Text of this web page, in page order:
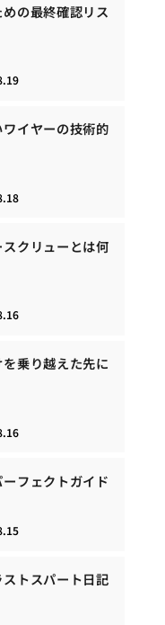
の最終確認リス
イヤーの技術的
クリューとは何
乗り越えた先に
フェクトガイド
トスパート日記